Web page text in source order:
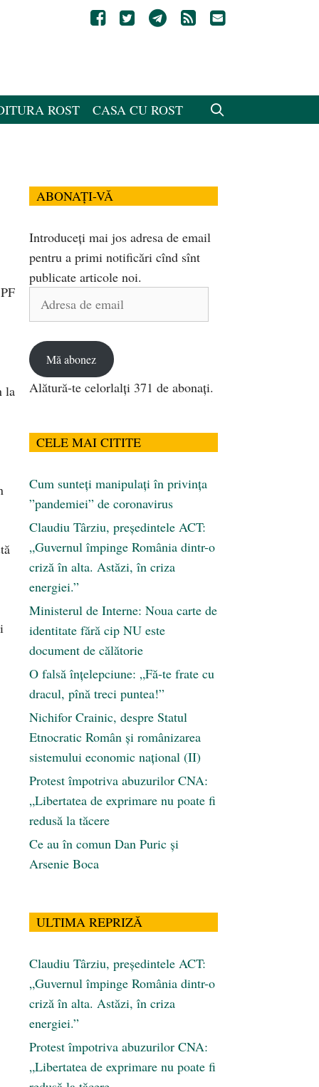
ROST CASA CU ROST
la
ABONAȚI-VĂ
Introduceți mai jos adresa de email
pentru a primi notificări cînd sînt
publicate articole noi.
Adresa
Mă abonez
Alătură-te celorlalți 371 de abonați.
CELE MAI CITITE
Cum sunteți manipulați în privința
”pandemiei” de coronavirus
Claudiu Târziu, președintele ACT:
„Guvernul împinge România dintr-o
criză în alta. Astăzi, în criza
energiei.”
Ministerul de Interne: Noua carte de
identitate fără cip NU este
document de călătorie
O falsă înțelepciune: „Fă-te frate cu
dracul, pînă treci puntea!”
Nichifor Crainic, despre Statul
Etnocratic Român şi românizarea
sistemului economic naţional (II)
Protest împotriva abuzurilor CNA:
„Libertatea de exprimare nu poate fi
redusă la tăcere
Ce au în comun Dan Puric şi
Arsenie Boca
ULTIMA REPRIZĂ
Claudiu Târziu, președintele ACT:
„Guvernul împinge România dintr-o
criză în alta. Astăzi, în criza
energiei.”
Protest împotriva abuzurilor CNA:
„Libertatea de exprimare nu poate fi